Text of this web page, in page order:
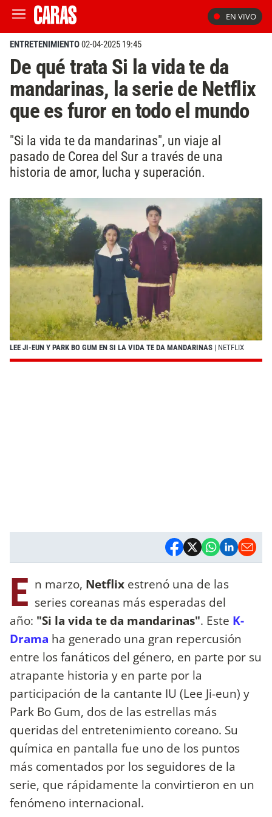
EN VIVO
ENTRETENIMIENTO02-04-2025 19:45
De qué trata Si la vida te da
mandarinas, la serie de Netflix
que es furor en todo el mundo
"Si la vida te da mandarinas", un viaje al
pasado de Corea del Sur a través de una
historia de amor, lucha y superación.
LEE JI-EUN Y PARK BO GUM EN SI LA VIDA TE DA MANDARINAS | NETFLIX
E n marzo, Netflix estrenó una de las
series coreanas más esperadas del
año: "Si la vida te da mandarinas". Este K-
Drama ha generado una gran repercusión
entre los fanáticos del género, en parte por su
atrapante historia y en parte por la
participación de la cantante IU (Lee Ji-eun) y
Park Bo Gum, dos de las estrellas más
queridas del entretenimiento coreano. Su
química en pantalla fue uno de los puntos
más comentados por los seguidores de la
serie, que rápidamente la convirtieron en un
fenómeno internacional.